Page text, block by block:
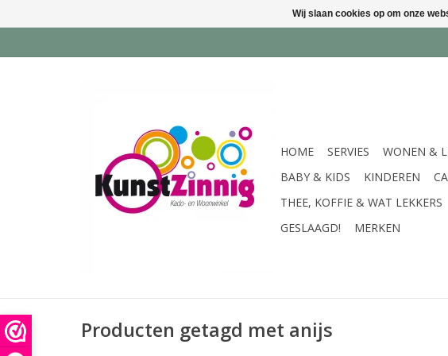
HOME SERVIES WONEN &
BABY & KIDS
KINDEREN
THEE, KOFFIE & WAT LEKKERS
GESLAAGD!
MERKEN
Producten getagd met anijs
Wij slaan cookies op om onze